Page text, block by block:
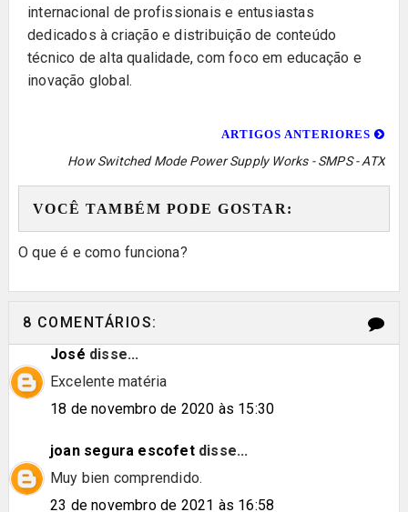
internacional de profissionais e entusiastas
dedicados à criação e distribuição de conteúdo
técnico de alta qualidade, com foco em educação e
inovação global.
ARTIGOS ANTERIORES
How Switched Mode Power Supply Works - SMPS - ATX
VOCÊ TAMBÉM PODE GOSTAR:
O que é e como funciona?
8 COMENTÁRIOS:
José disse...
Excelente matéria
18 de novembro de 2020 às 15:30
joan segura escofetdisse...
Muy bien comprendido.
23 de novembro de 2021 às 16:58